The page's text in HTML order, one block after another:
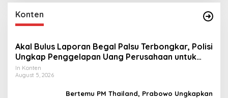
Konten
Akal Bulus Laporan Begal Palsu Terbongkar, Polisi
Ungkap Penggelapan Uang Perusahaan untuk
Crypto
In Konten
August 5, 2026
Bertemu PM Thailand, Prabowo Ungkapkan